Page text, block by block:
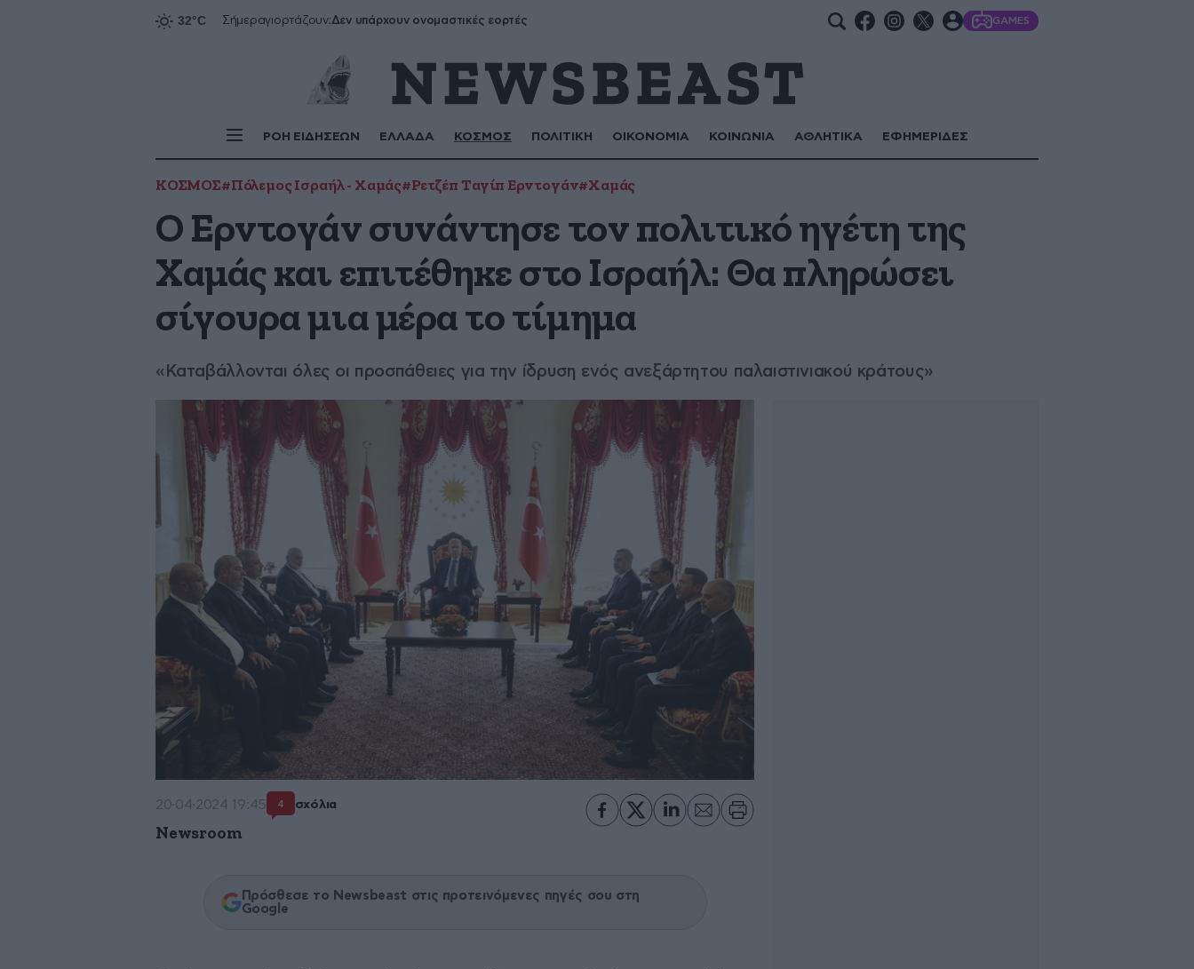
Σήμεραγιορτάζουν:Δεν υπάρχουν ονομαστικές εορτές GAMES
ΡΟΗ ΕΙΔΗΣΕΩΝ ΕΛΛΑΔΑ ΚΟΣΜΟΣ ΠΟΛΙΤΙΚΗ ΟΙΚΟΝΟΜΙΑ ΚΟΙΝΩΝΙΑ ΑΘΛΗΤΙΚΑ ΕΦΗΜΕΡΙΔΕΣ
ΚΟΣΜΟΣ#Πόλεμος Ισραήλ - Χαμάς#Ρετζέπ Ταγίπ Ερντογάν#Χαμάς
Ο Ερντογάν συνάντησε τον πολιτικό ηγέτη της
Χαμάς και επιτέθηκε στο Ισραήλ: Θα πληρώσει
σίγουρα μια μέρα το τίμημα
«Καταβάλλονται όλες οι προσπάθειες για την ίδρυση ενός ανεξάρτητου παλαιστινιακού κράτους»
20·04·2024 19:45 4 σχόλια
Newsroom
Πρόσθεσε το Newsbeast στις προτεινόμενες πηγές σου στη
Google